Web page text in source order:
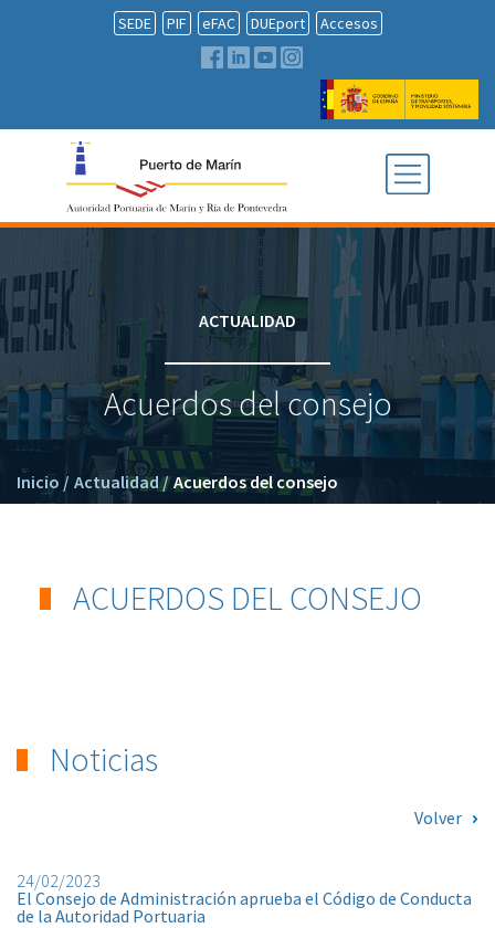
SEDE PIF eFAC DUEport Accesos
ACTUALIDAD
Acuerdos del consejo
Inicio / Actualidad/ Acuerdos del consejo
ACUERDOS DEL CONSEJO
Noticias
Volver
24/02/2023
El Consejo de Administración aprueba el Código de Conducta
de la Autoridad Portuaria